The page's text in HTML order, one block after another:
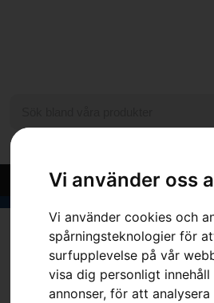
Vi använder oss
Vi använder cookies och
spårningsteknologier för
surfupplevelse på vår
visa dig personligt
annonser, för att analysera
» Sortiment»Regnbyxa